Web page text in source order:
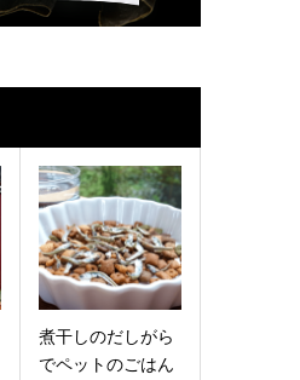
煮干しのだしがら
でペットのごはん